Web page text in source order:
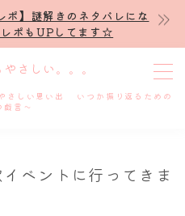
ポ】謎解きのネタバレにな
レポもUPしてます☆
さしい。。。
さしい思い出 いつか振り返るための
戯言～
ベントに行ってきま